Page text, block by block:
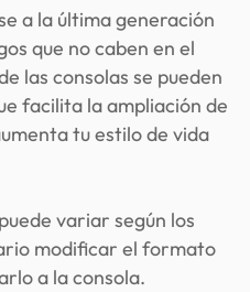
a la última generación
que no caben en el
las consolas se pueden
facilita la ampliación de
tu estilo de vida
variar según los
modificar el formato
a la consola.